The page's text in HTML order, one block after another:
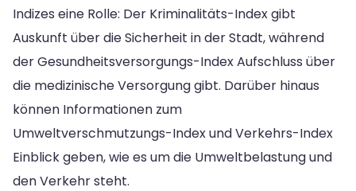
Indizes eine Rolle: Der Kriminalitäts-Index gibt
Auskunft über die Sicherheit in der Stadt, während
der Gesundheitsversorgungs-Index Aufschluss über
die medizinische Versorgung gibt. Darüber hinaus
können Informationen zum
Umweltverschmutzungs-Index und Verkehrs-Index
Einblick geben, wie es um die Umweltbelastung und
den Verkehr steht.